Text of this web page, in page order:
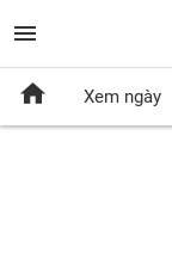
Xem ngày